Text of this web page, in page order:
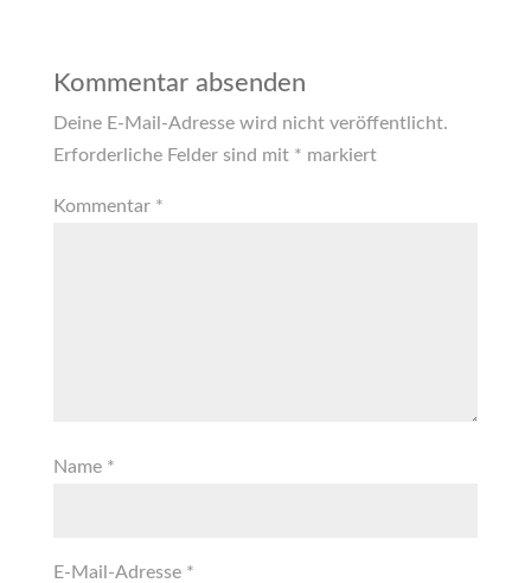
Kommentar absenden
Deine E-Mail-Adresse wird nicht veröffentlicht.
Erforderliche Felder sind mit * markiert
Kommentar *
Name *
E-Mail-Adresse *